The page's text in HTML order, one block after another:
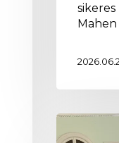
Szakmai
látogatás